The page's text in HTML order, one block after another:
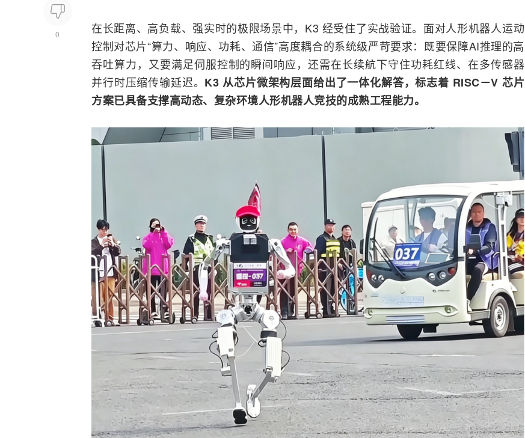
0
在长距离、高负载、强实时的极限场景中，K3 经受住了实战验证。面对人形机器人运动
控制对芯片“算力、响应、功耗、通信”高度耦合的系统级严苛要求：既要保障AI推理的高
吞吐算力，又要满足伺服控制的瞬间响应，还需在长续航下守住功耗红线、在多传感器
并行时压缩传输延迟。 K3 从芯片微架构层面给出了一体化解答，标志着 RISC－V 芯片
方案已具备支撑高动态、复杂环境人形机器人竞技的成熟工程能力。